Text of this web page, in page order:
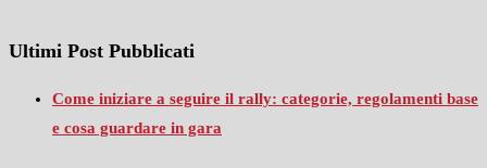
Ultimi Post Pubblicati
Come iniziare a seguire il rally: categorie, regolamenti base
e cosa guardare in gara